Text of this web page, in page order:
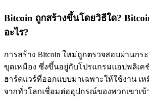
Bitcoin ถูกสร้างขึ้นโดยวิธีใด?
อะไร?
การสร้าง Bitcoin ใหม่ถูกตรวจสอบผ่านกร
ขุดเหมือง ซึ่งขึ้นอยู่กับโปรแกรมแอปพลิเ
ฮาร์ดแวร์ที่ออกแบบมาเฉพาะให้ใช้งาน เ
จากทั่วโลกเชื่อมต่ออุปกรณ์ของพวกเขาเข้